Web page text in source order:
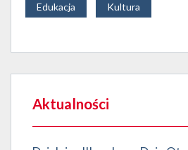
Edukacja Kultura
Aktualności